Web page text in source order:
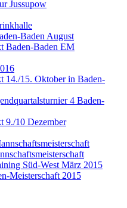
Jussupow
Baden August
Baden-Baden EM
14./15. Oktober in Baden-
4 Baden-
9./10 Dezember
Süd-West März 2015
Meisterschaft 2015